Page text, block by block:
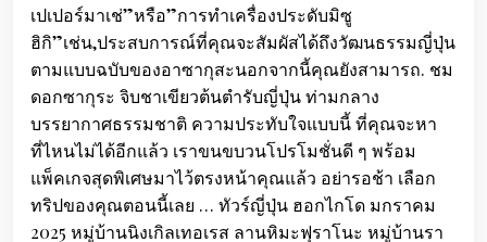
เปเปอร์มาเช่”หรือ”การทำเครื่องประดับมิซู
ฮิกิ”เช่น,ประสบการณ์ที่คุณจะสัมผัสได้ถึงวัฒนธรรมญี่ปุ่น
ตามแบบฉบับของอาซากุสะนอกจากนี้คุณยังสามารถ. ชม
ดอกซากุระ จิบชาเขียวต้นตำรับญี่ปุ่น ท่ามกลาง
บรรยากาศธรรมชาติ ความประทับใจแบบนี้ ที่คุณจะหา
ที่ไหนไม่ได้อีกแล้ว เราขนขบวนโปรโมชั่นดี ๆ พร้อม
แพ็คเกจสุดพิเศษมาไว้ตรงหน้าคุณแล้ว อย่ารอช้า เลือก
ทริปของคุณตอนนี้เลย … ทัวร์ญี่ปุ่น ฮอกไกโด มกราคม
2025 หมู่บ้านนิงเกิลเทอเรส ลานหิมะฟุราโนะ หมู่บ้านรา